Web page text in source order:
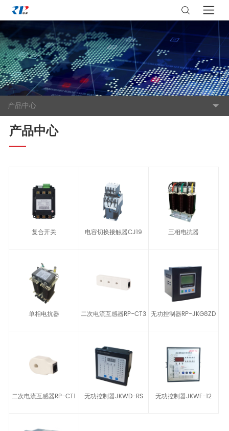
产品中心
产品中心
复合开关 电容切换接触器CJ19 三相电抗器
单相电抗器 二次电流互感器RP-CT3 无功控制器RP-JKG8ZD
二次电流互感器RP-CT1 无功控制器JKWD-RS 无功控制器JKWF-12